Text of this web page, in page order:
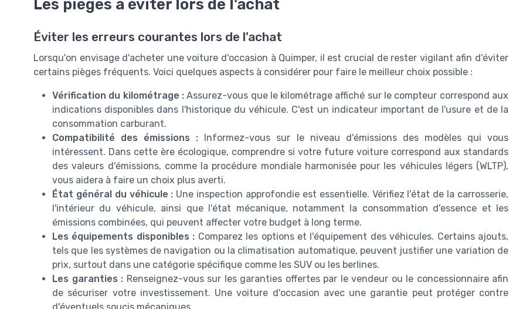
Les pièges à éviter lors de l'achat
Éviter les erreurs courantes lors de l'achat
Lorsqu'on envisage d'acheter une voiture d'occasion à Quimper, il est crucial de rester vigilant afin d'éviter
certains pièges fréquents. Voici quelques aspects à considérer pour faire le meilleur choix possible :
Vérification du kilométrage :Assurez-vous que le kilométrage affiché sur le compteur correspond aux
indications disponibles dans l'historique du véhicule. C'est un indicateur important de l'usure et de la
consommation carburant.
Compatibilité des émissions : Informez-vous sur le niveau d'émissions des modèles qui vous
intéressent. Dans cette ère écologique, comprendre si votre future voiture correspond aux standards
des valeurs d'émissions, comme la procédure mondiale harmonisée pour les véhicules légers (WLTP),
vous aidera à faire un choix plus averti.
État général du véhicule : Une inspection approfondie est essentielle. Vérifiez l'état de la carrosserie,
l'intérieur du véhicule, ainsi que l'état mécanique, notamment la consommation d'essence et les
émissions combinées, qui peuvent affecter votre budget à long terme.
Les équipements disponibles : Comparez les options et l'équipement des véhicules. Certains ajouts,
tels que les systèmes de navigation ou la climatisation automatique, peuvent justifier une variation de
prix, surtout dans une catégorie spécifique comme les SUV ou les berlines.
Les garanties : Renseignez-vous sur les garanties offertes par le vendeur ou le concessionnaire afin
de sécuriser votre investissement. Une voiture d'occasion avec une garantie peut protéger contre